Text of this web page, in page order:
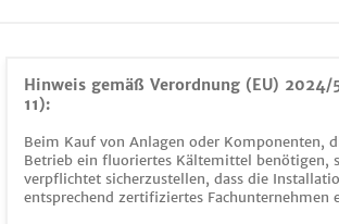
Hinweis gemäß Verordnung (EU) 2024/
11):
Beim Kauf von Anlagen oder Komponenten,
Betrieb ein fluoriertes Kältemittel benötigen,
verpflichtet sicherzustellen, dass die
entsprechend zertifiziertes Fachunternehmen